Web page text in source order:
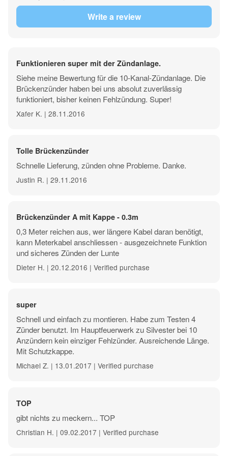
shop you will find the cable lengths 0.3 / 1.0 / 3.0 and 5.0
meters. Free from the age of 18. The legal provisions for use
must be observed.
Funktionieren super mit der Zündanlage.
Siehe meine Bewertung für die 10-Kanal-Zündanlage. Die
Brückenzünder haben bei uns absolut zuverlässig
funktioniert, bisher keinen Fehlzündung. Super!
Xafer K. | 28.11.2016
Tolle Brückenzünder
Schnelle Lieferung, zünden ohne Probleme. Danke.
Justin R. | 29.11.2016
Brückenzünder A mit Kappe - 0.3m
0,3 Meter reichen aus, wer längere Kabel daran benötigt,
kann Meterkabel anschliessen - ausgezeichnete Funktion
und sicheres Zünden der Lunte
Dieter H. | 20.12.2016 | Verified purchase
super
Schnell und einfach zu montieren. Habe zum Testen 4
Zünder benutzt. Im Hauptfeuerwerk zu Silvester bei 10
Anzündern kein einziger Fehlzünder. Ausreichende Länge.
Mit Schutzkappe.
Michael Z. | 13.01.2017 | Verified purchase
TOP
gibt nichts zu meckern... TOP
Christian H. | 09.02.2017 | Verified purchase